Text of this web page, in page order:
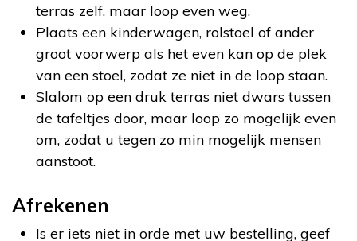
terras zelf, maar loop even weg.
Plaats een kinderwagen, rolstoel of ander
groot voorwerp als het even kan op de plek
van een stoel, zodat ze niet in de loop staan.
Slalom op een druk terras niet dwars tussen
de tafeltjes door, maar loop zo mogelijk even
om, zodat u tegen zo min mogelijk mensen
aanstoot.
Afrekenen
Is er iets niet in orde met uw bestelling, geef